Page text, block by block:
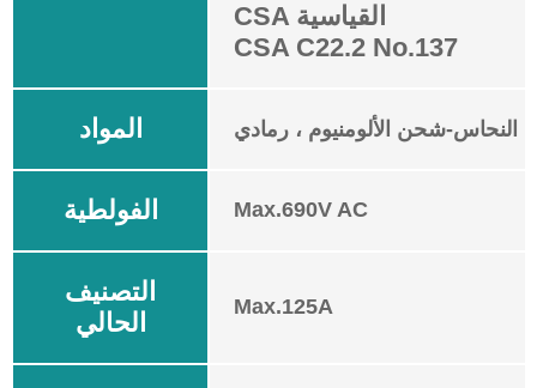
CSA القياسية
CSA C22.2 No.137
المواد النحاس-شحن الألومنيوم ، رمادي
الفولطية Max.690V AC
التصنيف
الحالي
Max.125A